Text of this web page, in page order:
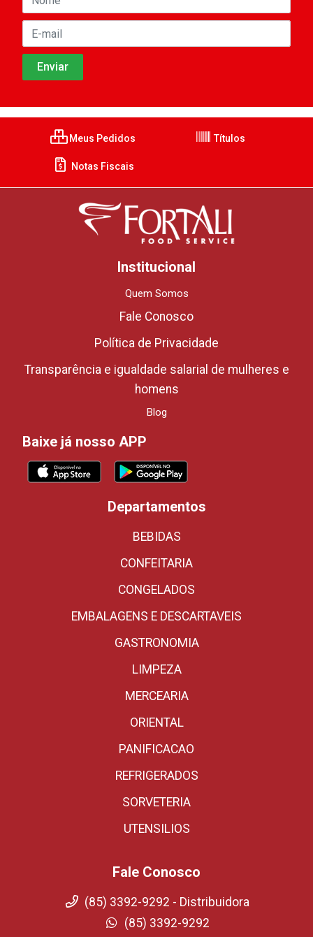
Meus Pedidos Títulos
Notas Fiscais
Institucional
Quem Somos
Fale Conosco
Política de Privacidade
Transparência e igualdade salarial de mulheres e
homens
Blog
Baixe já nosso APP
Departamentos
BEBIDAS
CONFEITARIA
CONGELADOS
EMBALAGENS E DESCARTAVEIS
GASTRONOMIA
LIMPEZA
MERCEARIA
ORIENTAL
PANIFICACAO
REFRIGERADOS
SORVETERIA
UTENSILIOS
Fale Conosco
(85) 3392-9292 - Distribuidora
(85) 3392-9292